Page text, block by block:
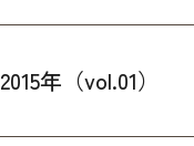
2015年（vol.01）